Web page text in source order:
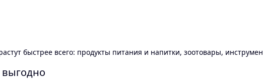
быстрее всего: продукты питания и напитки, зоотовары,
выгодно